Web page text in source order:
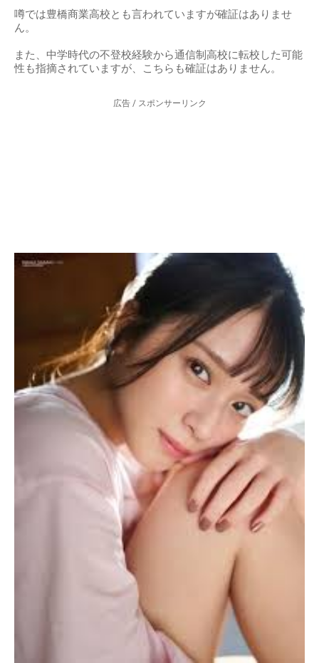
噂では豊橋商業高校とも言われていますが確証はありませ
ん。
また、中学時代の不登校経験から通信制高校に転校した可能
性も指摘されていますが、こちらも確証はありません。
広告 / スポンサーリンク